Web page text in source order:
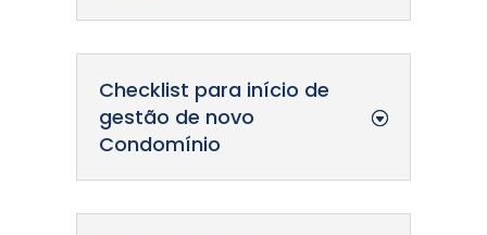
Checklist para início de
gestão de novo
Condomínio